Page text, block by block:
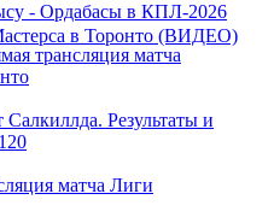
в Торонто (ВИДЕО)
- Ордабасы в КПЛ-2026
трансляция матча
Результаты и
матча Лиги